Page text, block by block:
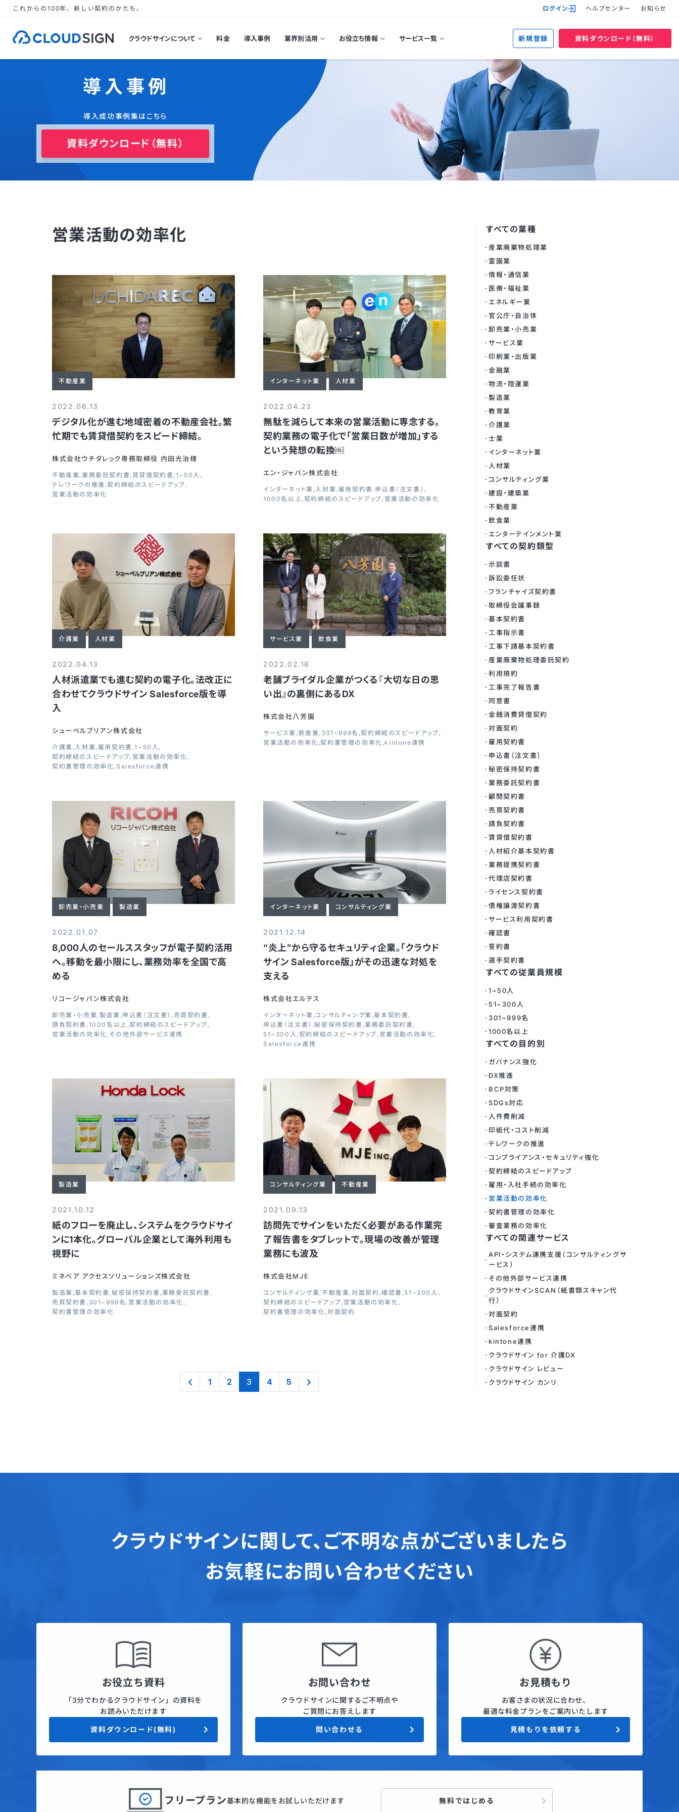
これからの100年、新しい契約のかたち。 ログイン ヘルプセンター お知らせ
クラウドサインについて 料金 導入事例 業界別活用 お役立ち情報 サービス一覧 新規登録 資料ダウンロード（無料）
導入事例
導入成功事例集はこちら
資料ダウンロード（無料）
営業活動の効率化
不動産業
2022.06.13
デジタル化が進む地域密着の不動産会社。繁
忙期でも賃貸借契約をスピード締結。
株式会社ウチダレック専務取締役 内田光治様
不動産業 業務委託契約書 賃貸借契約書 1~50人
テレワークの推進 契約締結のスピードアップ
営業活動の効率化
インターネット業 人材業
2022.04.23
無駄を減らして本来の営業活動に専念する。
契約業務の電子化で「営業日数が増加」する
という発想の転換￼
エン・ジャパン株式会社
インターネット業 人材業 雇用契約書 申込書（注文書）
1000名以上 契約締結のスピードアップ 営業活動の効率化
介護業 人材業
2022.04.13
人材派遣業でも進む契約の電子化。法改正に
合わせてクラウドサイン Salesforce版を導
入
シューペルブリアン株式会社
介護業 人材業 雇用契約書 1~50人
契約締結のスピードアップ 営業活動の効率化
契約書管理の効率化 Salesforce連携
サービス業 飲食業
2022.02.18
老舗ブライダル企業がつくる『大切な日の思
い出』の裏側にあるDX
株式会社八芳園
サービス業 飲食業 301~999名 契約締結のスピードアップ
営業活動の効率化 契約書管理の効率化 kintone連携
卸売業・小売業 製造業
2022.01.07
8,000人のセールススタッフが電子契約活用
へ。移動を最小限にし、業務効率を全国で高
める
リコージャパン株式会社
卸売業・小売業 製造業 申込書（注文書） 売買契約書
請負契約書 1000名以上 契約締結のスピードアップ
営業活動の効率化 その他外部サービス連携
インターネット業 コンサルティング業
2021.12.14
“炎上”から守るセキュリティ企業。「クラウド
サイン Salesforce版」がその迅速な対処を
支える
株式会社エルテス
インターネット業 コンサルティング業 基本契約書
申込書（注文書） 秘密保持契約書 業務委託契約書
51~300人 契約締結のスピードアップ 営業活動の効率化
Salesforce連携
製造業
2021.10.12
紙のフローを廃止し、システムをクラウドサイ
ンに1本化。グローバル企業として海外利用も
視野に
ミネベア アクセスソリューションズ株式会社
製造業 基本契約書 秘密保持契約書 業務委託契約書
売買契約書 301~999名 営業活動の効率化
契約書管理の効率化
コンサルティング業 不動産業
2021.09.13
訪問先でサインをいただく必要がある作業完
了報告書をタブレットで。現場の改善が管理
業務にも波及
株式会社MJE
コンサルティング業 不動産業 対面契約 確認書 51~300人
契約締結のスピードアップ 営業活動の効率化
契約書管理の効率化 対面契約
1 2 3 4 5
すべての業種
産業廃棄物処理業
霊園業
情報・通信業
医療・福祉業
エネルギー業
官公庁・自治体
卸売業・小売業
サービス業
印刷業・出版業
金融業
物流・陸運業
製造業
教育業
介護業
士業
インターネット業
人材業
コンサルティング業
建設・建築業
不動産業
飲食業
エンターテインメント業
すべての契約類型
示談書
訴訟委任状
フランチャイズ契約書
取締役会議事録
基本契約書
工事指示書
工事下請基本契約書
産業廃棄物処理委託契約
利用規約
工事完了報告書
同意書
金銭消費貸借契約
対面契約
雇用契約書
申込書（注文書）
秘密保持契約書
業務委託契約書
顧問契約書
売買契約書
請負契約書
賃貸借契約書
人材紹介基本契約書
業務提携契約書
代理店契約書
ライセンス契約書
債権譲渡契約書
サービス利用契約書
確認書
誓約書
選手契約書
すべての従業員規模
1~50人
51~300人
301~999名
1000名以上
すべての目的別
ガバナンス強化
DX推進
BCP対策
SDGs対応
人件費削減
印紙代・コスト削減
テレワークの推進
コンプライアンス・セキュリティ強化
契約締結のスピードアップ
雇用・入社手続の効率化
営業活動の効率化
契約書管理の効率化
審査業務の効率化
すべての関連サービス
API・システム連携支援（コンサルティングサ
ービス）
その他外部サービス連携
クラウドサインSCAN（紙書類スキャン代
行）
対面契約
Salesforce連携
kintone連携
クラウドサイン for 介護DX
クラウドサイン レビュー
クラウドサイン カンリ
クラウドサインに関して、 ご不明な点がございましたら
お気軽にお問い合わせください
お役立ち資料
「3分でわかるクラウドサイン」の資料を
お読みいただけます
資料ダウンロード(無料)
お問い合わせ
クラウドサインに関するご不明点や
ご質問にお答えします
問い合わせる
お見積もり
お客さまの状況に合わせ、
最適な料金プランをご案内いたします
見積もりを依頼する
フリープラン基本的な機能をお試しいただけます 無料ではじめる